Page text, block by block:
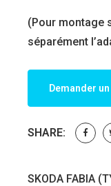
(Pour montage
séparément
Demander
SHARE:
SKODA FABIA